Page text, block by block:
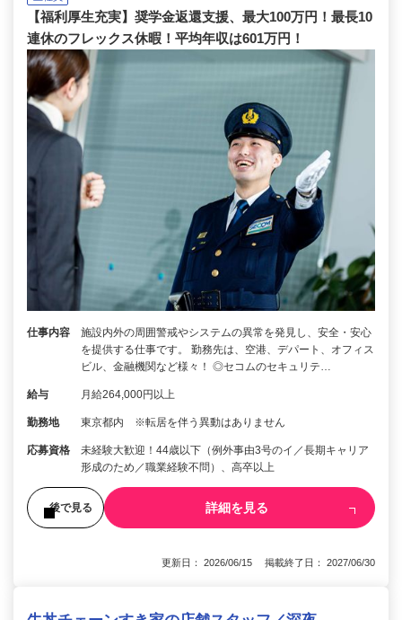
【福利厚生充実】奨学金返還支援、最大100万円！最長10
連休のフレックス休暇！平均年収は601万円！
仕事内容
施設内外の周囲警戒やシステムの異常を発見し、安全・安心
を提供する仕事です。 勤務先は、空港、デパート、オフィス
ビル、金融機関など様々！ ◎セコムのセキュリテ…
給与 月給264,000円以上
勤務地 東京都内 ※転居を伴う異動はありません
応募資格
未経験大歓迎！44歳以下（例外事由3号のイ／長期キャリア
形成のため／職業経験不問）、高卒以上
後で見る 詳細を見る
更新日： 2026/06/15 掲載終了日： 2027/06/30